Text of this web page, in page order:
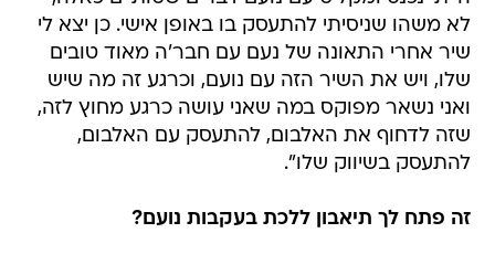
לא משהו שניסיתי להתעסק בו באופן אישי. כן יצא לי
שיר אחרי התאונה של נעם עם חבר'ה מאוד טובים
שלו, ויש את השיר הזה עם נועם, וכרגע זה מה שיש
ואני נשאר מפוקס במה שאני עושה כרגע מחוץ לזה,
שזה לדחוף את האלבום, להתעסק עם האלבום,
להתעסק בשיווק שלו".
זה פתח לך תיאבון ללכת בעקבות נועם?